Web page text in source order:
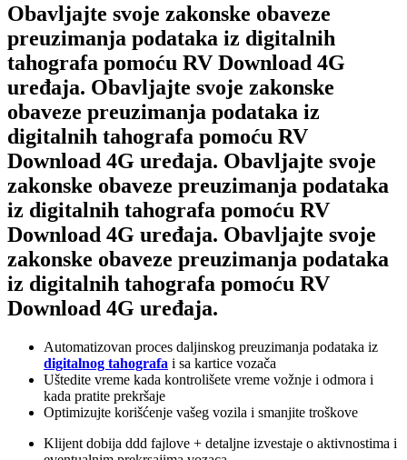
Obavljajte svoje zakonske obaveze
preuzimanja podataka iz digitalnih
tahografa pomoću RV Download 4G
uređaja. Obavljajte svoje zakonske
obaveze preuzimanja podataka iz
digitalnih tahografa pomoću RV
Download 4G uređaja. Obavljajte svoje
zakonske obaveze preuzimanja podataka
iz digitalnih tahografa pomoću RV
Download 4G uređaja. Obavljajte svoje
zakonske obaveze preuzimanja podataka
iz digitalnih tahografa pomoću RV
Download 4G uređaja.
Automatizovan proces daljinskog preuzimanja podataka iz
digitalnog tahografa i sa kartice vozača
Uštedite vreme kada kontrolišete vreme vožnje i odmora i
kada pratite prekršaje
Optimizujte korišćenje vašeg vozila i smanjite troškove
Klijent dobija ddd fajlove + detaljne izvestaje o aktivnostima i